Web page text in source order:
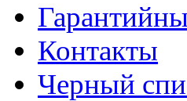
Контакты
Черный